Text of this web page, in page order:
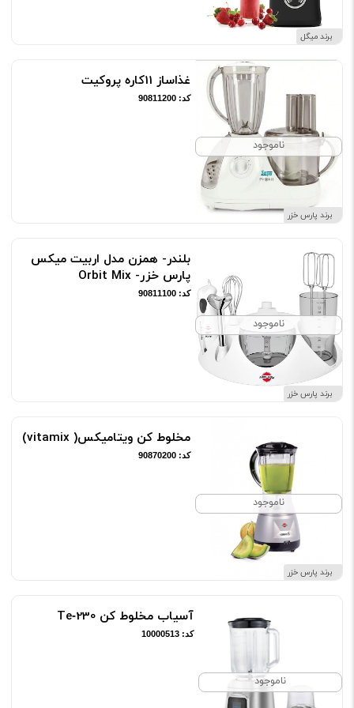
برند میگل
ناموجود
برند پارس خزر
غذاساز 11کاره پروکیت
کد: 90811200
ناموجود
برند پارس خزر
بلندر- همزن مدل اربیت میکس
پارس خزر- Orbit Mix
کد: 90811100
ناموجود
برند پارس خزر
مخلوط کن ویتامیکس( vitamix)
کد: 90870200
ناموجود
آسیاب مخلوط کن Te‑230
کد: 10000513